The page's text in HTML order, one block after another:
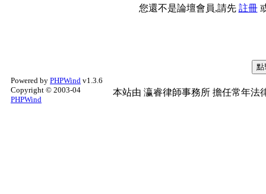
您還不是論壇會員,請先 註冊
Powered by PHPWind v1.3.6
Copyright © 2003-04
PHPWind
本站由 瀛睿律師事務所 擔任常年法